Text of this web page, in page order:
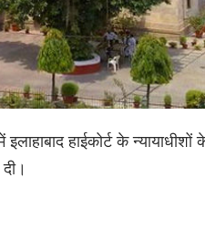
हाईकोर्ट के